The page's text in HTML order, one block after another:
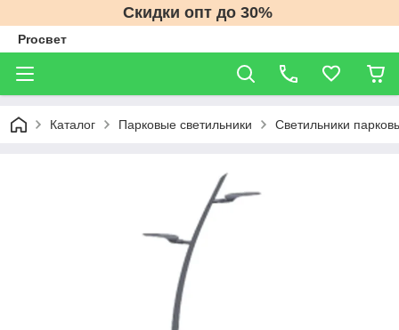
Скидки опт до 30%
Proсвет
Каталог Парковые светильники Светильники